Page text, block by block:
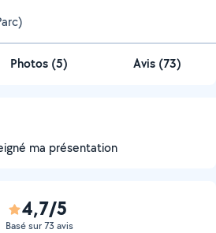
Photos (5) Avis (73)
ma présentation
4,7/5
Basé sur 73 avis